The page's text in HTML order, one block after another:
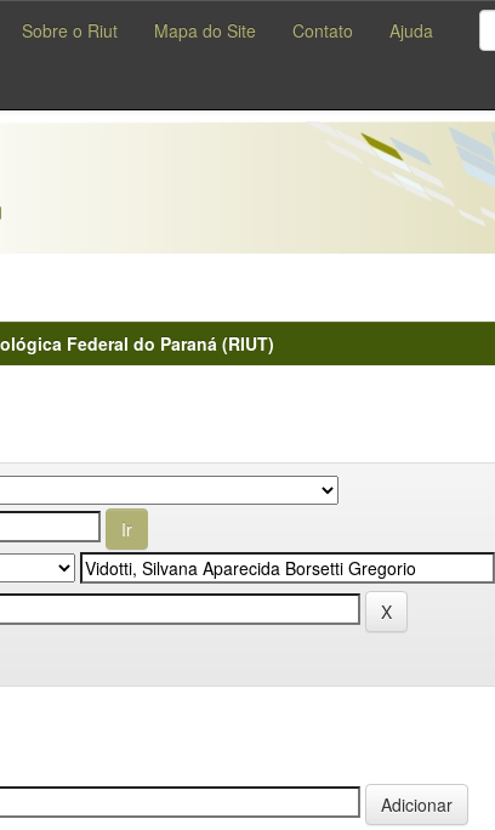
Sobre o Riut Mapa do Site Contato Ajuda
Federal do Paraná (RIUT)